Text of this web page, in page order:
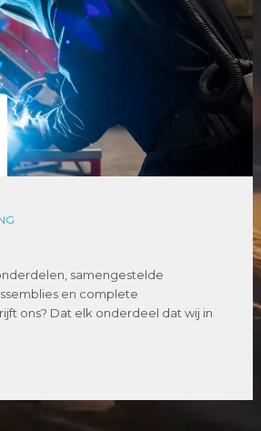
samengestelde
en complete
ons? Dat elk onderdeel dat wij in